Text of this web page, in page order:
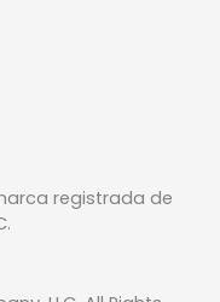
registrada de